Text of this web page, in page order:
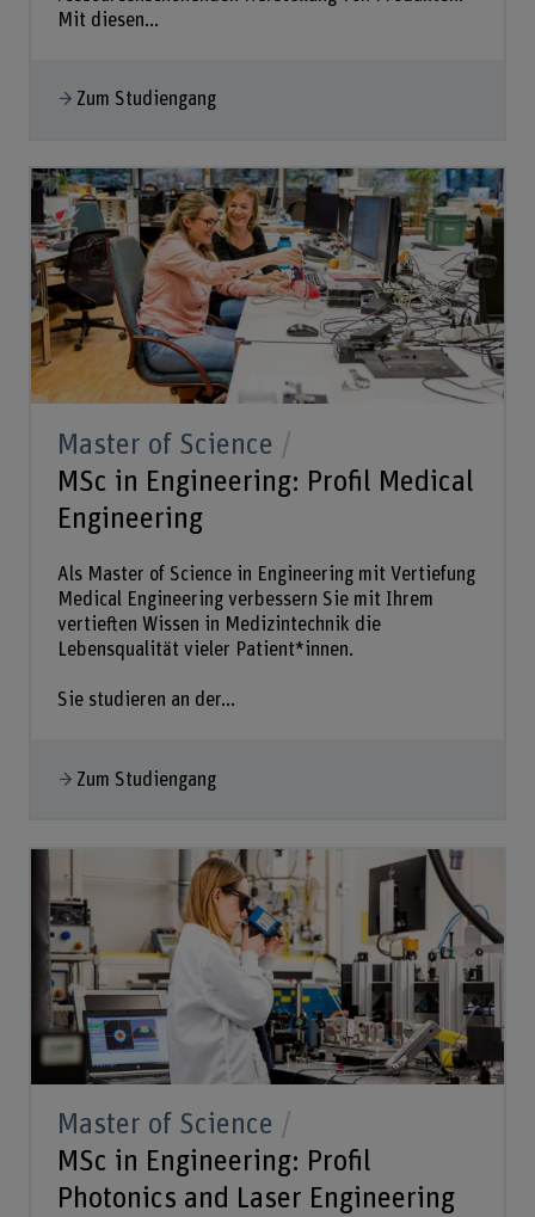
Mit diesen...
Zum Studiengang
Master of Science
MSc in Engineering: Profil Medical
Engineering
Als Master of Science in Engineering mit Vertiefung
Medical Engineering verbessern Sie mit Ihrem
vertieften Wissen in Medizintechnik die
Lebensqualität vieler Patient*innen.
Sie studieren an der...
Zum Studiengang
Master of Science
MSc in Engineering: Profil
Photonics and Laser Engineering